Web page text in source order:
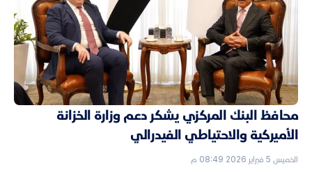
محافظ البنك المركزي يشكر دعم وزارة الخزانة
الأميركية والاحتياطي الفيدرالي
الخميس 5 فبراير 2026 08:49 م